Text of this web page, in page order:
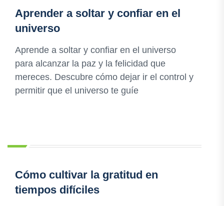
Aprender a soltar y confiar en el
universo
Aprende a soltar y confiar en el universo
para alcanzar la paz y la felicidad que
mereces. Descubre cómo dejar ir el control y
permitir que el universo te guíe
Cómo cultivar la gratitud en
tiempos difíciles